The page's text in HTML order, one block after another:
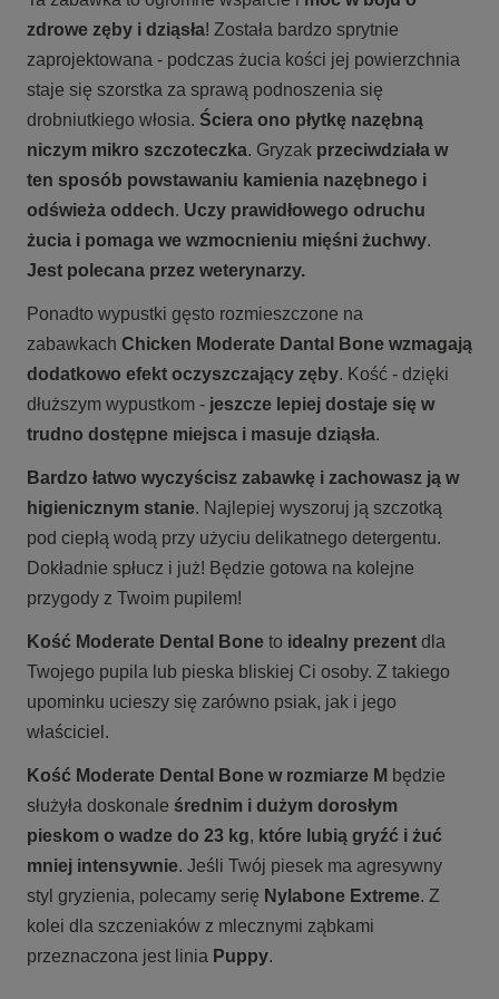
zdrowe zęby i dziąsła! Została bardzo sprytnie
zaprojektowana - podczas żucia kości jej powierzchnia
staje się szorstka za sprawą podnoszenia się
drobniutkiego włosia. Ściera ono płytkę nazębną
niczym mikro szczoteczka. Gryzak przeciwdziała w
ten sposób powstawaniu kamienia nazębnego i
odświeża oddech. Uczy prawidłowego odruchu
żucia i pomaga we wzmocnieniu mięśni żuchwy.
Jest polecana przez weterynarzy.
Ponadto wypustki gęsto rozmieszczone na
zabawkach Chicken Moderate Dantal Bone wzmagają
dodatkowo efekt oczyszczający zęby. Kość - dzięki
dłuższym wypustkom - jeszcze lepiej dostaje się w
trudno dostępne miejsca i masuje dziąsła.
Bardzo łatwo wyczyścisz zabawkę i zachowasz ją w
higienicznym stanie. Najlepiej wyszoruj ją szczotką
pod ciepłą wodą przy użyciu delikatnego detergentu.
Dokładnie spłucz i już! Będzie gotowa na kolejne
przygody z Twoim pupilem!
Kość Moderate Dental Bone to idealny prezent dla
Twojego pupila lub pieska bliskiej Ci osoby. Z takiego
upominku ucieszy się zarówno psiak, jak i jego
właściciel.
Kość Moderate Dental Bone w rozmiarze M będzie
służyła doskonale średnim i dużym dorosłym
pieskom o wadze do 23 kg, które lubią gryźć i żuć
mniej intensywnie. Jeśli Twój piesek ma agresywny
styl gryzienia, polecamy serię Nylabone Extreme. Z
kolei dla szczeniaków z mlecznymi ząbkami
przeznaczona jest linia Puppy.